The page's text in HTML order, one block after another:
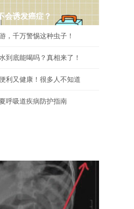
会诱发癌症？
，千万警惕这种虫子！
到底能喝吗？真相来了！
利又健康！很多人不知道
呼吸道疾病防护指南